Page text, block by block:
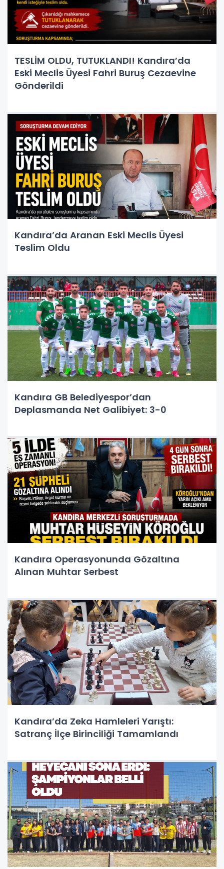
TESLİM OLDU, TUTUKLANDI! Kandıra’da
Eski Meclis Üyesi Fahri Buruş Cezaevine
Gönderildi
Kandıra’da Aranan Eski Meclis Üyesi
Teslim Oldu
Kandıra GB Belediyespor’dan
Deplasmanda Net Galibiyet: 3-0
Kandıra Operasyonunda Gözaltına
Alınan Muhtar Serbest
Kandıra’da Zeka Hamleleri Yarıştı:
Satranç İlçe Birinciliği Tamamlandı